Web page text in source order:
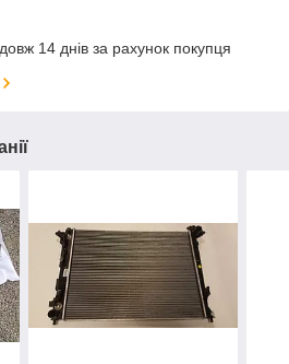
14 днів за рахунок покупця